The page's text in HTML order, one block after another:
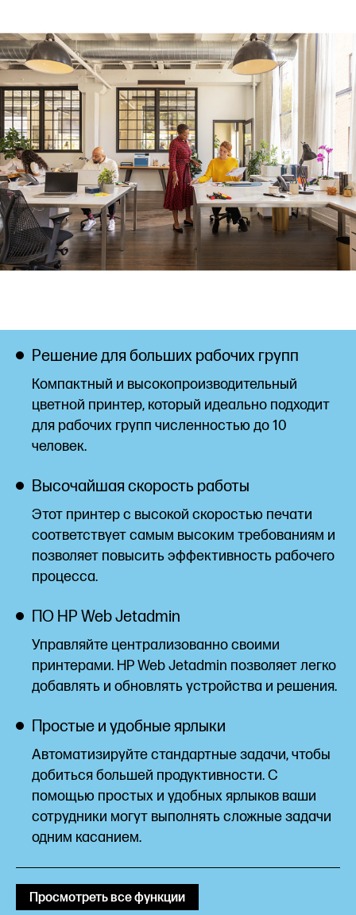
Решение для больших рабочих групп
Компактный и высокопроизводительный
цветной принтер, который идеально подходит
для рабочих групп численностью до 10
человек.
Высочайшая скорость работы
Этот принтер с высокой скоростью печати
соответствует самым высоким требованиям и
позволяет повысить эффективность рабочего
процесса.
ПО HP WebJetadmin
Управляйте централизованно своими
принтерами. HP Web Jetadmin позволяет легко
добавлять и обновлять устройства и решения.
Простые и удобные ярлыки
Автоматизируйте стандартные задачи, чтобы
добиться большей продуктивности. С
помощью простых и удобных ярлыков ваши
сотрудники могут выполнять сложные задачи
одним касанием.
Просмотреть все функции